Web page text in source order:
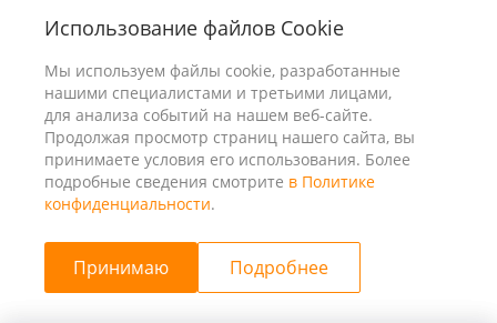
Использование файлов Cookie
Мы используем файлы cookie, разработанные
нашими специалистами и третьими лицами,
для анализа событий на нашем веб-сайте.
Продолжая просмотр страниц нашего сайта, вы
принимаете условия его использования. Более
подробные сведения смотрите в Политике
конфиденциальности.
Принимаю Подробнее